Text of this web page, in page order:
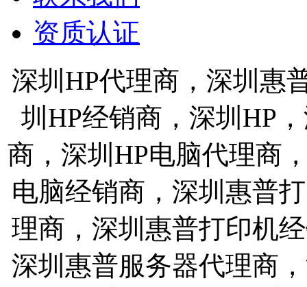
资质认证
深圳HP代理商，深圳惠
圳HP经销商，深圳HP
商，深圳HP电脑代理商
电脑经销商，深圳惠普
理商，深圳惠普打印机
深圳惠普服务器代理商